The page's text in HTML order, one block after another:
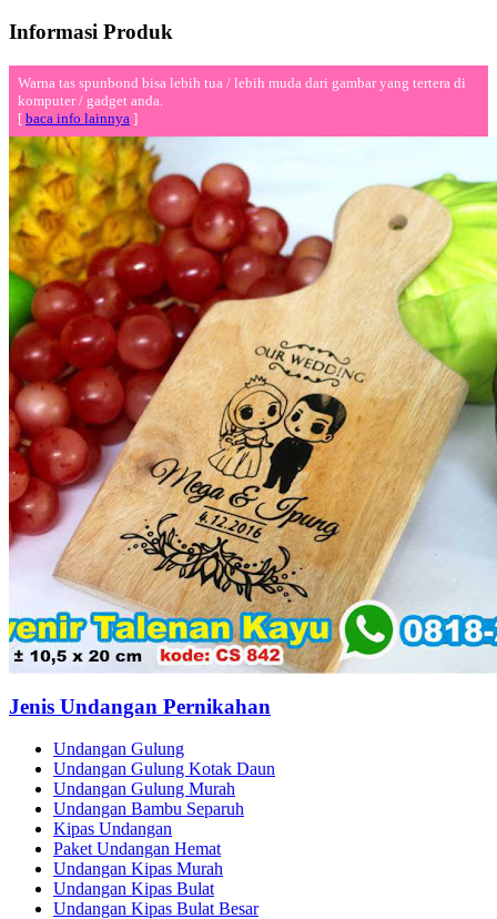
Informasi Produk
Warna tas spunbond bisa lebih tua / lebih muda dari gambar yang tertera di
komputer / gadget anda.
[ baca info lainnya ]
Jenis Undangan Pernikahan
Undangan Gulung
Undangan Gulung Kotak Daun
Undangan Gulung Murah
Undangan Bambu Separuh
Kipas Undangan
Paket Undangan Hemat
Undangan Kipas Murah
Undangan Kipas Bulat
Undangan Kipas Bulat Besar